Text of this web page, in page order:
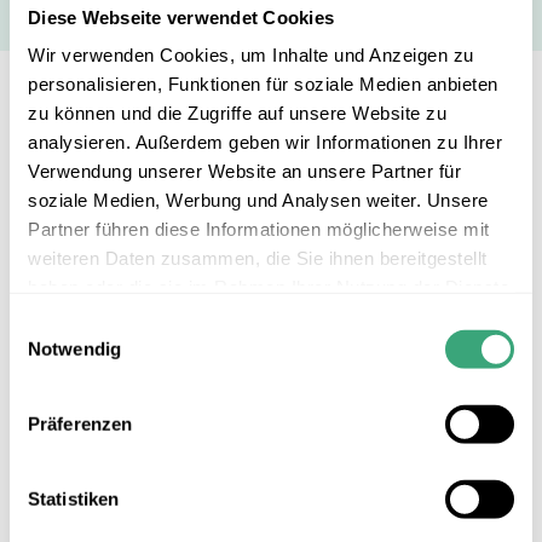
Diese Webseite verwendet Cookies
Wir verwenden Cookies, um Inhalte und Anzeigen zu
personalisieren, Funktionen für soziale Medien anbieten
zu können und die Zugriffe auf unsere Website zu
analysieren. Außerdem geben wir Informationen zu Ihrer
Verwendung unserer Website an unsere Partner für
soziale Medien, Werbung und Analysen weiter. Unsere
Partner führen diese Informationen möglicherweise mit
weiteren Daten zusammen, die Sie ihnen bereitgestellt
Notwendig
Präferenzen
Statistiken
Anwendungsbeispiele